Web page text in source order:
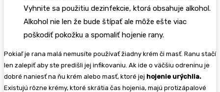
Vyhnite sa použitiu dezinfekcie, ktorá obsahuje alkohol.
Alkohol nie len že bude štípať ale môže ešte viac
poškodiť pokožku a spomaliť hojenie rany.
Pokiaľ je rana malá nemusíte používať žiadny krém či masť. Ranu stačí
len zalepiť aby ste predišli jej infikovaniu. Ak ide o väčšiu odreninu je
dobré naniesť na ňu krém alebo masť, ktoré jej hojenie urýchlia.
Existujú rôzne krémy, ktoré skrátia čas hojenia, majú protizápalové